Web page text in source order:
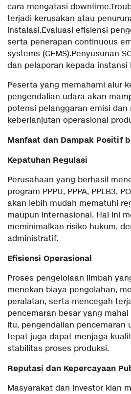
cara mengatasi
terjadi kerusakan atau
instalasi.Evaluasi efisiensi
serta penerapan continuous
systems (CEMS).Penyusunan
dan pelaporan kepada instansi
Peserta yang memahami alur
pengendalian udara akan
potensi pelanggaran emisi dan
keberlanjutan operasional
Manfaat dan Dampak Positif
Kepatuhan Regulasi
Perusahaan yang berhasil
program PPPU, PPPA, PPLB3,
akan lebih mudah mematuhi
maupun internasional. Hal ini
meminimalkan risiko hukum,
administratif.
Efisiensi Operasional
Proses pengelolaan limbah
menekan biaya pengolahan,
peralatan, serta mencegah
pencemaran besar yang
itu, pengendalian pencemaran
tepat juga dapat menjaga
stabilitas proses produksi.
Reputasi dan Kepercayaan
Masyarakat dan investor kian